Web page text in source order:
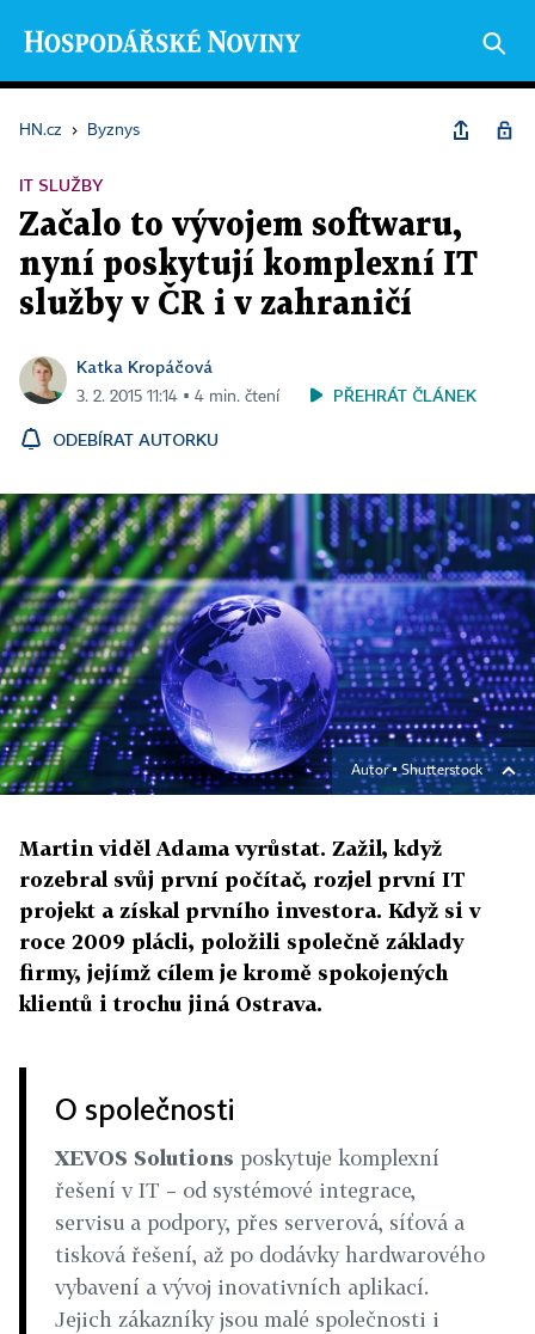
HN.cz › Byznys
IT SLUŽBY
Začalo to vývojem softwaru,
nyní poskytují komplexní IT
služby v ČR i v zahraničí
Katka Kropáčová
3. 2. 2015 11:14 ▪ 4 min. čtení PŘEHRÁT ČLÁNEK
ODEBÍRAT AUTORKU
Autor ▪Shutterstock
Martin viděl Adama vyrůstat. Zažil, když
rozebral svůj první počítač, rozjel první IT
projekt a získal prvního investora. Když si v
roce 2009 plácli, položili společně základy
firmy, jejímž cílem je kromě spokojených
klientů i trochu jiná Ostrava.
O společnosti
XEVOS Solutions poskytuje komplexní
řešení v IT – od systémové integrace,
servisu a podpory, přes serverová, síťová a
tisková řešení, až po dodávky hardwarového
vybavení a vývoj inovativních aplikací.
Jejich zákazníky jsou malé společnosti i